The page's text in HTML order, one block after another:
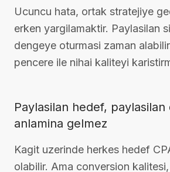
Ucuncu hata, ortak stratejiye
erken yargilamaktir. Paylasilan
dengeye oturmasi zaman
pencere ile nihai kaliteyi
Paylasilan hedef,
anlamina gelmez
Kagit uzerinde herkes hedef
olabilir. Ama conversion